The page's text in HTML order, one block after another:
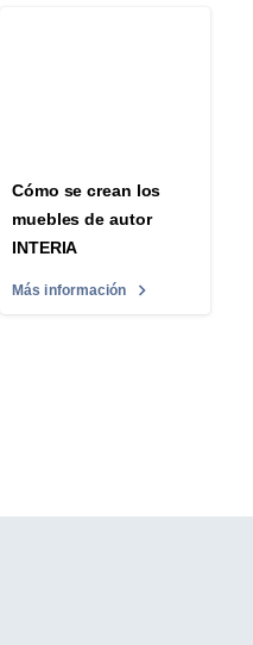
Cómo se crean los
muebles de autor
INTERIA
Más información